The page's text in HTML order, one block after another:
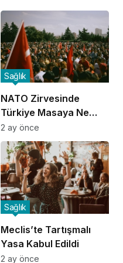
NATO Zirvesinde
Türkiye Masaya Ne
Taşıdı?
Sağlık
2 ay önce
Meclis’te Tartışmalı
Yasa Kabul Edildi
Sağlık
2 ay önce